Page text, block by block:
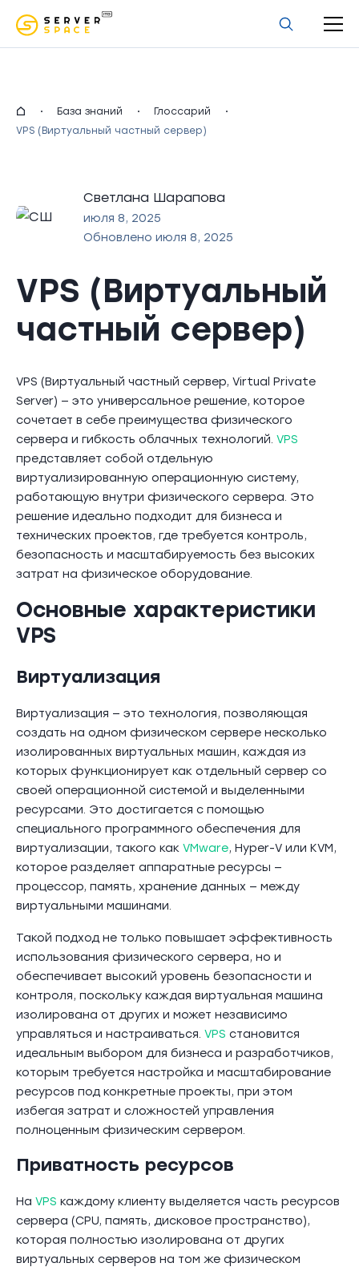
База знаний
Глоссарий
VPS (Виртуальный частный сервер)
Светлана Шарапова
июля 8, 2025
Обновлено июля 8, 2025
VPS (Виртуальный
частный сервер)
VPS (Виртуальный частный сервер, Virtual Private
Server) — это универсальное решение, которое
сочетает в себе преимущества физического
сервера и гибкость облачных технологий. VPS
представляет собой отдельную
виртуализированную операционную систему,
работающую внутри физического сервера. Это
решение идеально подходит для бизнеса и
технических проектов, где требуется контроль,
безопасность и масштабируемость без высоких
затрат на физическое оборудование.
Основные характеристики
VPS
Виртуализация
Виртуализация — это технология, позволяющая
создать на одном физическом сервере несколько
изолированных виртуальных машин, каждая из
которых функционирует как отдельный сервер со
своей операционной системой и выделенными
ресурсами. Это достигается с помощью
специального программного обеспечения для
виртуализации, такого как VMware, Hyper-V или KVM,
которое разделяет аппаратные ресурсы —
процессор, память, хранение данных — между
виртуальными машинами.
Такой подход не только повышает эффективность
использования физического сервера, но и
обеспечивает высокий уровень безопасности и
контроля, поскольку каждая виртуальная машина
изолирована от других и может независимо
управляться и настраиваться. VPS становится
идеальным выбором для бизнеса и разработчиков,
которым требуется настройка и масштабирование
ресурсов под конкретные проекты, при этом
избегая затрат и сложностей управления
полноценным физическим сервером.
Приватность ресурсов
На VPS каждому клиенту выделяется часть ресурсов
сервера (CPU, память, дисковое пространство),
которая полностью изолирована от других
виртуальных серверов на том же физическом